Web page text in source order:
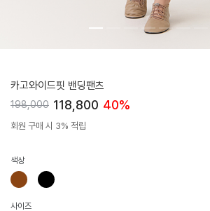
카고와이드핏 밴딩팬츠
198,000 118,800 40%
회원 구매 시 3% 적립
색상
사이즈